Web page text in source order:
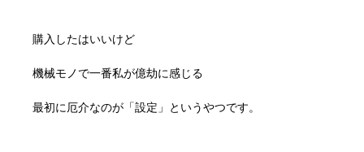
購入したはいいけど
機械モノで一番私が億劫に感じる
最初に厄介なのが「設定」というやつです。